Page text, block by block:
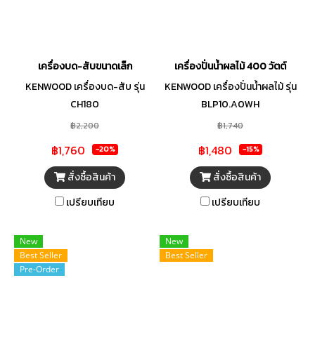
เครื่องบด-สับขนาดเล็ก
KENWOOD เครื่องบด-สับ รุ่น
CH180
฿2,200
฿1,760 -20%
สั่งซื้อสินค้า
เปรียบเทียบ
เครื่องปั่นน้ำผลไม้ 400 วัตต์
KENWOOD เครื่องปั่นน้ำผลไม้ รุ่น
BLP10.A0WH
฿1,740
฿1,480 -15%
สั่งซื้อสินค้า
เปรียบเทียบ
New
Best Seller
Pre-Order
New
Best Seller